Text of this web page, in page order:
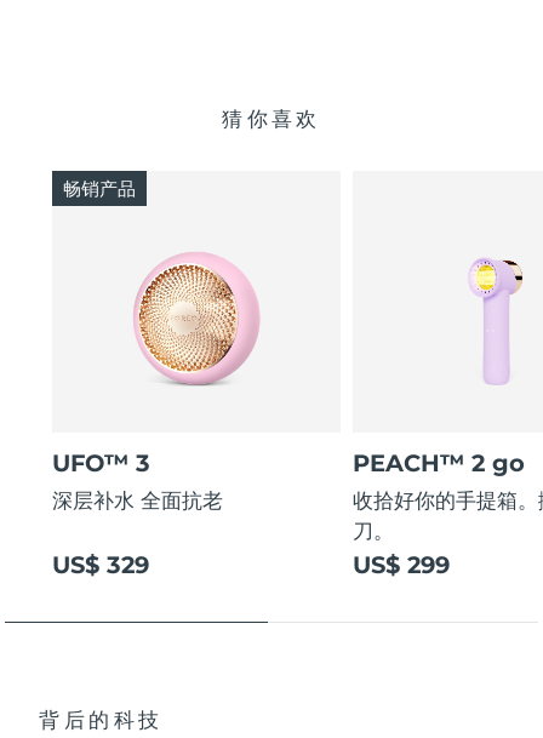
猜你喜欢
UFO™ 3
深层补水 全面抗老
US$ 329
畅销产品
PEACH™ 2 go
收拾好你的手提箱
刀。
US$ 299
背后的科技